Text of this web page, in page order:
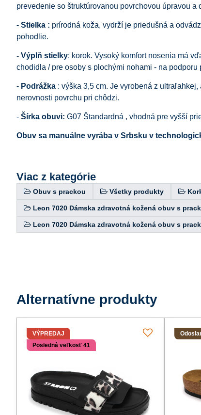
prevedenie so štruktúrovanou povrchovou úpravou
- Stielka : prírodná koža, vydrží je priedušná a
pohodlie.
- Výplň stielky: korok. Vysoký komfort nosenia má
chodidla / pre osoby s plochými nohami - na
- Podrážka: výška 3,5 cm. Je vyrobená z
nerovnosti povrchu pri chôdzi.
-Šírka obuvi: G07 Štandardná , vhodná pre vyšší
Obuv sa manuálne vyrába v Srbsku v
Viac z kategórie
Obuv s prackou Všetky produkty
Leon 7020 Dámska zdravotná kožená obuv s
Leon 7020 Dámska zdravotná kožená obuv s
Alternatívne produkty
VÝPREDAJ
Posledná veľkosť 41